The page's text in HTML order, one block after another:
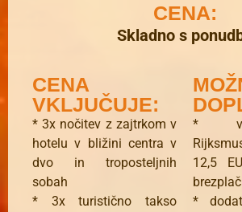
CENA:
Skladno s
CENA
VKLJUČUJE:
* 3x nočitev z zajtrkom v
hotelu v bližini centra v
dvo in troposteljnih
sobah
* 3x turistično takso
*
12,5
*